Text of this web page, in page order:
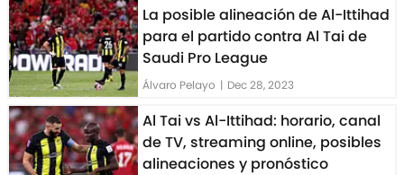
La posible alineación de Al-Ittihad
para el partido contra Al Tai de
Saudi Pro League
Álvaro Pelayo | Dec 28, 2023
Al Tai vs Al-Ittihad: horario, canal
de TV, streaming online, posibles
alineaciones y pronóstico